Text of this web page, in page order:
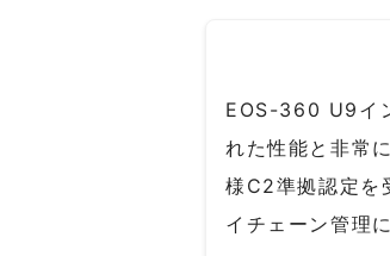
EOS-360 U9イ
れた性能と非常
様C2準拠認定を
イチェーン管理